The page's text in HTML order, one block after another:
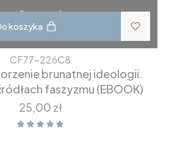
koszyka
CF77-226C8
brunatnej ideologii.
faszyzmu (EBOOK)
Cena
25,00 zł